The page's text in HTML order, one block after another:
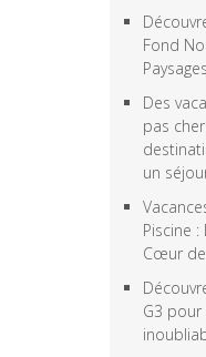
Fond
Des
pas
un
Piscine
Cœur
G3